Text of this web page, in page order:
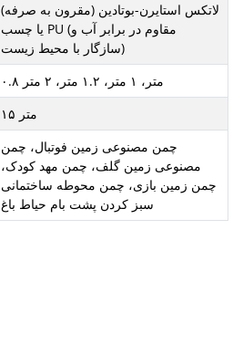
لاتکس استایرن-بوتادین (مقرون به صرفه)
یا چسب PU (مقاوم در برابر آب و
سازگار با محیط زیست)
۰.۸ متر، ۱ متر، ۱.۲ متر، ۲ متر
۱۵ متر
چمن مصنوعی زمین فوتبال، چمن
مصنوعی زمین گلف، چمن مهد کودک،
چمن زمین بازی، چمن محوطه ساختمانی
سبز کردن پشت بام حیاط باغ